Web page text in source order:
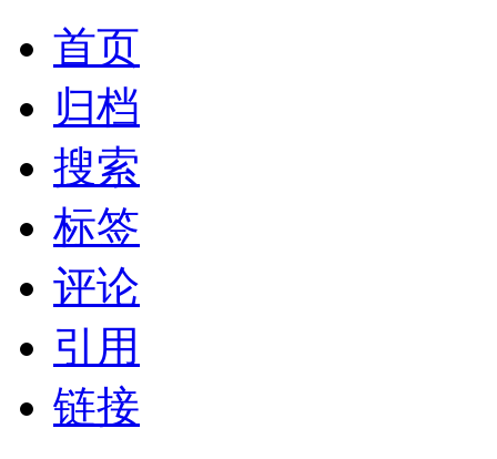
首页
归档
搜索
标签
评论
引用
链接